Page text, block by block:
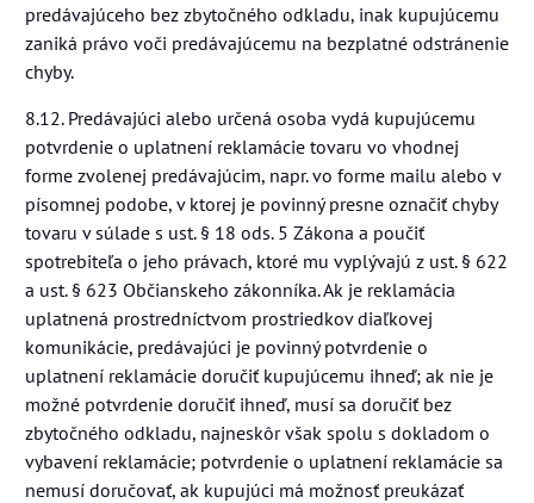
predávajúceho bez zbytočného odkladu, inak kupujúcemu
zaniká právo voči predávajúcemu na bezplatné odstránenie
chyby.
8.12. Predávajúci alebo určená osoba vydá kupujúcemu
potvrdenie o uplatnení reklamácie tovaru vo vhodnej
forme zvolenej predávajúcim, napr. vo forme mailu alebo v
písomnej podobe, v ktorej je povinný presne označiť chyby
tovaru v súlade s ust. § 18 ods. 5 Zákona a poučiť
spotrebiteľa o jeho právach, ktoré mu vyplývajú z ust. § 622
a ust. § 623 Občianskeho zákonníka. Ak je reklamácia
uplatnená prostredníctvom prostriedkov diaľkovej
komunikácie, predávajúci je povinný potvrdenie o
uplatnení reklamácie doručiť kupujúcemu ihneď; ak nie je
možné potvrdenie doručiť ihneď, musí sa doručiť bez
zbytočného odkladu, najneskôr však spolu s dokladom o
vybavení reklamácie; potvrdenie o uplatnení reklamácie sa
nemusí doručovať, ak kupujúci má možnosť preukázať